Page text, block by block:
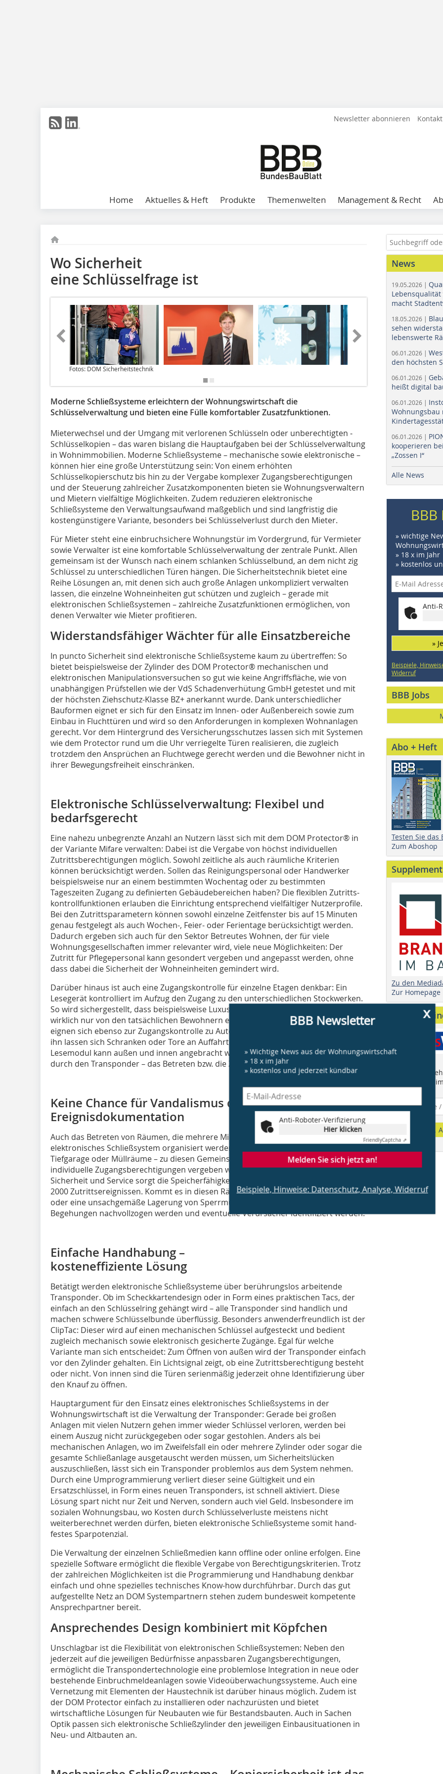
Newsletter abonnieren
Home Aktuelles & Heft Produkte Themenwelten Management & Recht
Wo Sicherheit
eine Schlüsselfrage ist
Fotos: DOM Sicherheitstechnik
Moderne Schließsysteme erleichtern der Wohnungswirtschaft die
Schlüsselverwaltung und bieten eine Fülle ­komfortabler Zusatzfunktionen.
Mieterwechsel und der Umgang mit verlo­renen Schlüsseln oder unberechtigten ­
Schlüsselkopien – das waren bislang die Hauptaufgaben bei der Schlüsselverwaltung
in Wohnimmobilien. Moderne Schließ­systeme – mechanische sowie elektronische –
können hier eine große Unterstützung sein: Von einem erhöhten
Schlüsselkopierschutz bis hin zu der Vergabe komplexer Zugangsberechtigungen
und der Steuerung zahlreicher Zusatzkomponenten bieten sie Wohnungsverwaltern
und Mietern vielfältige Mög­lichkeiten. Zudem reduzieren elektronische
Schließsysteme den Verwaltungsaufwand maßgeblich und sind langfristig die
kostengünstigere Variante, besonders bei Schlüsselverlust durch den Mieter.
Für Mieter steht eine einbruchsichere Wohnungstür im Vordergrund, für Vermieter
sowie Verwalter ist eine komfortable Schlüsselverwaltung der zentrale Punkt. Allen
gemeinsam ist der Wunsch nach einem schlanken Schlüsselbund, an dem nicht zig
Schlüssel zu unterschiedlichen Türen hängen. Die Sicherheitstechnik bietet eine
Reihe Lösungen an, mit denen sich auch große Anlagen unkompliziert verwalten
lassen, die einzelne Wohneinheiten gut schützen und zugleich – gerade mit
elektronischen Schließsystemen – zahlreiche Zusatzfunktionen ermöglichen, von
denen Verwalter wie Mieter profitieren.
Widerstandsfähiger Wächter für alle ­Einsatzbereiche
In puncto Sicherheit sind elektronische Schließsysteme kaum zu übertreffen: So
bietet beispielsweise der Zylinder des DOM Protector® mechanischen und
elektronischen Manipulationsversuchen so gut wie keine Angriffsfläche, wie von
unabhängigen Prüfstellen wie der VdS Schadenverhütung GmbH getestet und mit
der höchsten Ziehschutz-Klasse BZ+ anerkannt wurde. Dank unterschiedlicher
Bauformen eignet er sich für den Einsatz im Innen- oder Außenbereich sowie zum
Einbau in Fluchttüren und wird so den Anforderungen in komplexen Wohnanlagen
gerecht. Vor dem Hintergrund des Versicherungsschutzes lassen sich mit Systemen
wie dem Protector rund um die Uhr verriegelte Türen realisieren, die zugleich
trotzdem den Ansprüchen an Fluchtwege gerecht werden und die Bewohner nicht in
ihrer Bewegungsfreiheit einschränken.
Elektronische Schlüsselverwaltung: ­Flexibel und
bedarfsgerecht
Eine nahezu unbegrenzte Anzahl an Nutzern lässt sich mit dem DOM Protector® in
der Variante Mifare verwalten: Dabei ist die Vergabe von höchst individuellen
Zutrittsberechtigungen möglich. Sowohl zeitliche als auch räumliche Kriterien
können berücksichtigt werden. Sollen das Reinigungspersonal oder Handwerker
beispielsweise nur an einem bestimmten Wochentag oder zu bestimmten
Tageszeiten Zugang zu definierten Gebäudebereichen haben? Die flexiblen Zutritts­
kontrollfunktionen erlauben die Einrichtung entsprechend vielfältiger Nutzerprofile.
Bei den Zutrittsparametern können sowohl einzelne Zeitfenster bis auf 15 Minuten
genau festgelegt als auch Wochen-, Feier- oder Ferientage berücksichtigt werden.
Dadurch ergeben sich auch für den Sektor Betreutes Wohnen, der für viele
Wohnungsgesellschaften immer relevanter wird, viele neue Möglichkeiten: Der
Zutritt für Pflegepersonal kann gesondert vergeben und angepasst werden, ohne
dass dabei die Sicherheit der Wohneinheiten gemindert wird.
Darüber hinaus ist auch eine Zugangskontrolle für einzelne Etagen denkbar: Ein
Lesegerät kontrolliert im Aufzug den Zugang zu den unterschiedlichen Stockwerken.
So wird sichergestellt, dass beispielsweise Luxus-Apartments im Dachgeschoss
wirklich nur von den tatsächlichen Bewohnern erreicht werden können. Wandleser
eignen sich ebenso zur Zugangskontrolle zu Autostellplätzen und Tiefgaragen: Durch
ihn lassen sich Schranken oder Tore an Auffahrten praktisch steuern. Das
Lesemodul kann außen und innen angebracht werden und steuert – via Bedienung
durch den Transponder – das Betreten bzw. die Zufahrt.
Keine Chance für Vandalismus durch ­
Ereignisdokumentation
Auch das Betreten von Räumen, die mehrere Mietparteien nutzen, kann durch ein
elektronisches Schließsystem organisiert werden. Ob Dachboden, Fahrradkeller,
Tiefgarage oder Müllräume – zu diesen Gemeinschaftsbereichen können ebenfalls
individuelle Zugangsberechtigungen vergeben werden. Für ein zusätzliches Plus an
Sicherheit und Service sorgt die Speicherfähigkeit von bis zu
2000 Zutrittsereignissen. Kommt es in diesen Räumen zu Vandalismus, Diebstahl
oder eine unsachgemäße Lagerung von Sperrmüll oder Abfällen, können
Begehungen nachvollzogen werden und eventuelle Verursacher identifiziert werden.
Einfache Handhabung –
kosteneffiziente Lösung
Betätigt werden elektronische Schließsysteme über berührungslos arbeitende
Transponder. Ob im Scheckkartendesign oder in Form eines praktischen Tacs, der
einfach an den Schlüsselring gehängt wird – alle Trans­ponder sind handlich und
machen schwere Schlüsselbunde überflüssig. Besonders anwenderfreundlich ist der
ClipTac: Dieser wird auf einen mechanischen Schlüssel aufgesteckt und bedient
zugleich mechanisch sowie elektronisch gesicherte Zugänge. Egal für welche
Variante man sich entscheidet: Zum Öffnen von außen wird der Transponder einfach
vor den Zylinder gehalten. Ein Lichtsignal zeigt, ob eine Zutrittsberechtigung besteht
oder nicht. Von innen sind die Türen serienmäßig jederzeit ohne Identifizierung über
den Knauf zu öffnen.
Hauptargument für den Einsatz eines elektronisches Schließsystems in der
Wohnungswirtschaft ist die Verwaltung der Transponder: Gerade bei großen
Anlagen mit vielen Nutzern gehen immer wieder Schlüssel verloren, werden bei
einem Auszug nicht zurückgegeben oder sogar gestohlen. Anders als bei
mechanischen Anlagen, wo im Zweifelsfall ein oder mehrere Zylinder oder sogar die
gesamte Schließanlage ausgetauscht werden müssen, um Sicherheitslücken
auszuschließen, lässt sich ein Transponder problemlos aus dem System nehmen.
Durch eine Umprogrammierung verliert dieser seine Gültigkeit und ein
Ersatzschlüssel, in Form eines neuen Transponders, ist schnell aktiviert. Diese
Lösung spart nicht nur Zeit und Nerven, sondern auch viel Geld. Ins­besondere im
sozialen Wohnungsbau, wo Kosten durch Schlüsselverluste meistens nicht
weiterberechnet werden dürfen, bieten elektronische Schließsysteme somit hand­
festes Sparpotenzial.
Die Verwaltung der einzelnen Schließmedien kann offline oder online erfolgen. Eine
spezielle Software ermöglicht die flexible Vergabe von Berechtigungskriterien. Trotz
der zahlreichen Möglichkeiten ist die Programmierung und Handhabung denkbar
einfach und ohne spezielles technisches Know-how durchführbar. Durch das gut
aufgestellte Netz an DOM Systempartnern stehen zudem bundesweit kompetente
Ansprechpartner bereit.
Ansprechendes Design kombiniert mit Köpfchen
Unschlagbar ist die Flexibilität von elektronischen Schließsystemen: Neben den
jederzeit auf die jeweiligen Bedürfnisse anpassbaren Zugangsberechtigungen,
ermöglicht die Transpondertechnologie eine problemlose Integration in neue oder
bestehende Einbruchmeldeanlagen sowie Videoüberwachungssysteme. Auch eine
Vernetzung mit Elementen der Haustechnik ist darüber hinaus möglich. Zudem ist
der DOM Protector einfach zu installieren oder nachzurüsten und bietet
wirtschaftliche Lösungen für Neubauten wie für Bestandsbauten. Auch in Sachen
Optik passen sich elektronische Schließzylinder den jeweiligen Einbausituationen in
Neu- und Altbauten an.
x
BBB Newsletter
» Wichtige News aus der Wohnungswirtschaft
» 18 x im Jahr
» kostenlos und jederzeit kündbar
Anti-Roboter-Verifizierung
Hier klicken
FriendlyCaptcha ⇗
Melden Sie sich jetzt an!
Beispiele, Hinweise: Datenschutz, Analyse, Widerruf
News
19.05.2026 |
macht
18.05.2026 |
sehen
lebenswerte
06.01.2026 |
den höchsten
06.01.2026 |
heißt digital
06.01.2026 |
Wohnungsbau
06.01.2026 |
kooperieren
„Zossen I“
Alle News
» wichtige
» 18 x im Jahr
» kostenlos
Anti-
»
Beispiele,
Widerruf
BBB Jobs
Abo + Heft
Testen Sie das
Zum Aboshop
Supplement
Zu den
Zur Homepage
Anbieter
Finden Sie
"Who is Who